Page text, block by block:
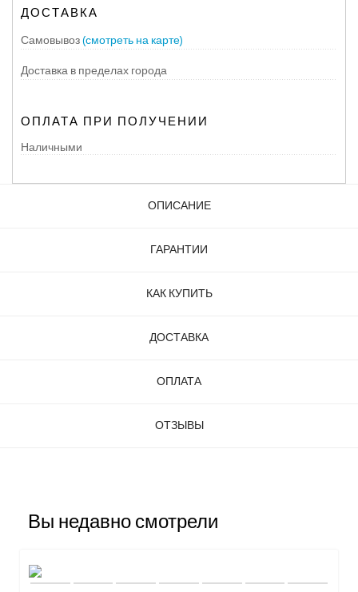
ДОСТАВКА
Самовывоз(смотреть на карте)
Доставка в пределах города
ОПЛАТА ПРИ ПОЛУЧЕНИИ
Наличными
ОПИСАНИЕ
ГАРАНТИИ
КАК КУПИТЬ
ДОСТАВКА
ОПЛАТА
ОТЗЫВЫ
Вы недавно смотрели